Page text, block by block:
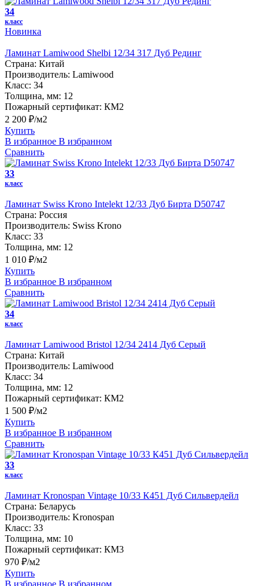
34
класс
Новинка
Ламинат Lamiwood Shelbi 12/34 317 Дуб Рединг
Страна: Китай
Производитель: Lamiwood
Класс: 34
Толщина, мм: 12
Пожарный сертификат: КМ2
2 200 ₽/м2
Купить
В избранное В избранном
Сравнить
33
класс
Ламинат Swiss Krono Intelekt 12/33 Дуб Бирта D50747
Страна: Россия
Производитель: Swiss Krono
Класс: 33
Толщина, мм: 12
1 010 ₽/м2
Купить
В избранное В избранном
Сравнить
34
класс
Ламинат Lamiwood Bristol 12/34 2414 Дуб Серый
Страна: Китай
Производитель: Lamiwood
Класс: 34
Толщина, мм: 12
Пожарный сертификат: КМ2
1 500 ₽/м2
Купить
В избранное В избранном
Сравнить
33
класс
Ламинат Kronospan Vintage 10/33 К451 Дуб Сильвердейл
Страна: Беларусь
Производитель: Kronospan
Класс: 33
Толщина, мм: 10
Пожарный сертификат: КМ3
970 ₽/м2
Купить
В избранное В избранном